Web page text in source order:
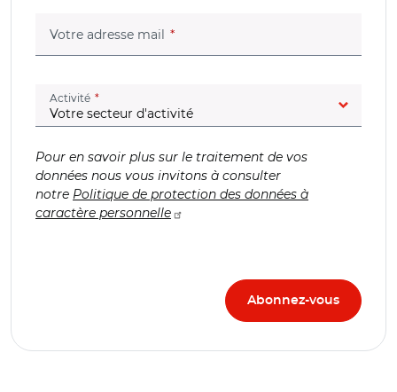
Votre adresse mail (champ obligatoire)
Activité (champ obligatoire)
Pour en savoir plus sur le traitement de vos
données nous vous invitons à consulter
notre Politique de protection des données à
caractère personnelle